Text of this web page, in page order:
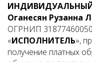
Оганесян Рузанна
ОГРНИП
«ИСПОЛНИТЕЛЬ»,
получение платных